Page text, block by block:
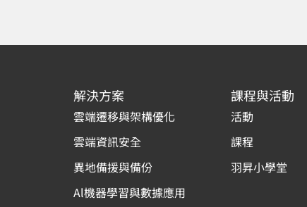
解決方案
雲端遷移與架構優化
雲端資訊安全
異地備援與備份
Al機器學習與數據應用
課程與活動
活動
課程
羽昇小學堂